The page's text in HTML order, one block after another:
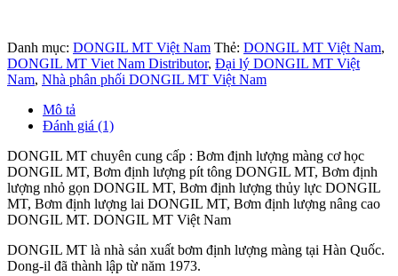
Danh mục: DONGIL MT Việt Nam Thẻ: DONGIL MT Việt Nam,
DONGIL MT Viet Nam Distributor, Đại lý DONGIL MT Việt
Nam, Nhà phân phối DONGIL MT Việt Nam
Mô tả
Đánh giá (1)
DONGIL MT chuyên cung cấp : Bơm định lượng màng cơ học
DONGIL MT, Bơm định lượng pít tông DONGIL MT, Bơm định
lượng nhỏ gọn DONGIL MT, Bơm định lượng thủy lực DONGIL
MT, Bơm định lượng lai DONGIL MT, Bơm định lượng nâng cao
DONGIL MT. DONGIL MT Việt Nam
DONGIL MT là nhà sản xuất bơm định lượng màng tại Hàn Quốc.
Dong-il đã thành lập từ năm 1973.